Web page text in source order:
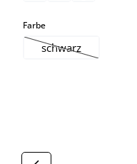
Farbeselect
schwarz
(Esta opción no